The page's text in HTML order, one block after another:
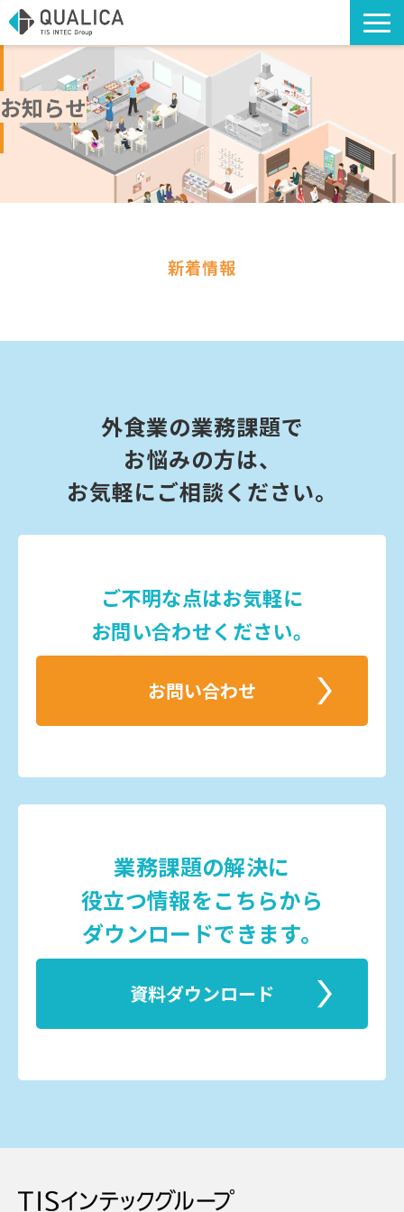
TOP
ソリューション・サービス
導入事例
アライアンスソリューション
お知らせ
新着情報
外食業の業務課題で
お悩みの方は、
お気軽にご相談ください。
ご不明な点はお気軽に
お問い合わせください。
お問い合わせ
業務課題の解決に
役立つ情報をこちらから
ダウンロードできます。
資料ダウンロード